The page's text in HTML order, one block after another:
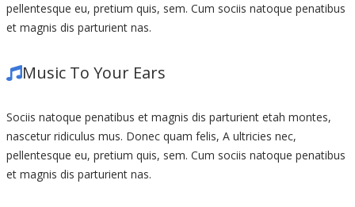
pellentesque eu, pretium quis, sem. Cum sociis natoque penatibus
et magnis dis parturient nas.
Music To Your Ears
Sociis natoque penatibus et magnis dis parturient etah montes,
nascetur ridiculus mus. Donec quam felis, A ultricies nec,
pellentesque eu, pretium quis, sem. Cum sociis natoque penatibus
et magnis dis parturient nas.